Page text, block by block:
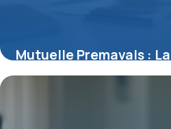
Mutuelle Premavals :
pour tous les profils